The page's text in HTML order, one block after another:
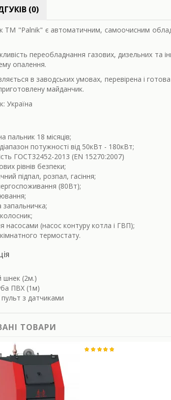
(0)
TM "Palnik" є автоматичним, самоочисним
переобладнання газових, дизельних та
опалення.
в заводських умовах, перевірена і
майданчик.
Україна
пальник 18 місяців;
потужності від 50кВт - 180кВт;
ГОСТ32452-2013 (EN 15270:2007)
рівнів безпеки;
підпал, розпал, гасіння;
(80Вт);
запальничка;
насосами (насос контуру котла і ГВП);
термостату.
шнек (2м.)
ПВХ (1м)
з датчиками
ТОВАРИ